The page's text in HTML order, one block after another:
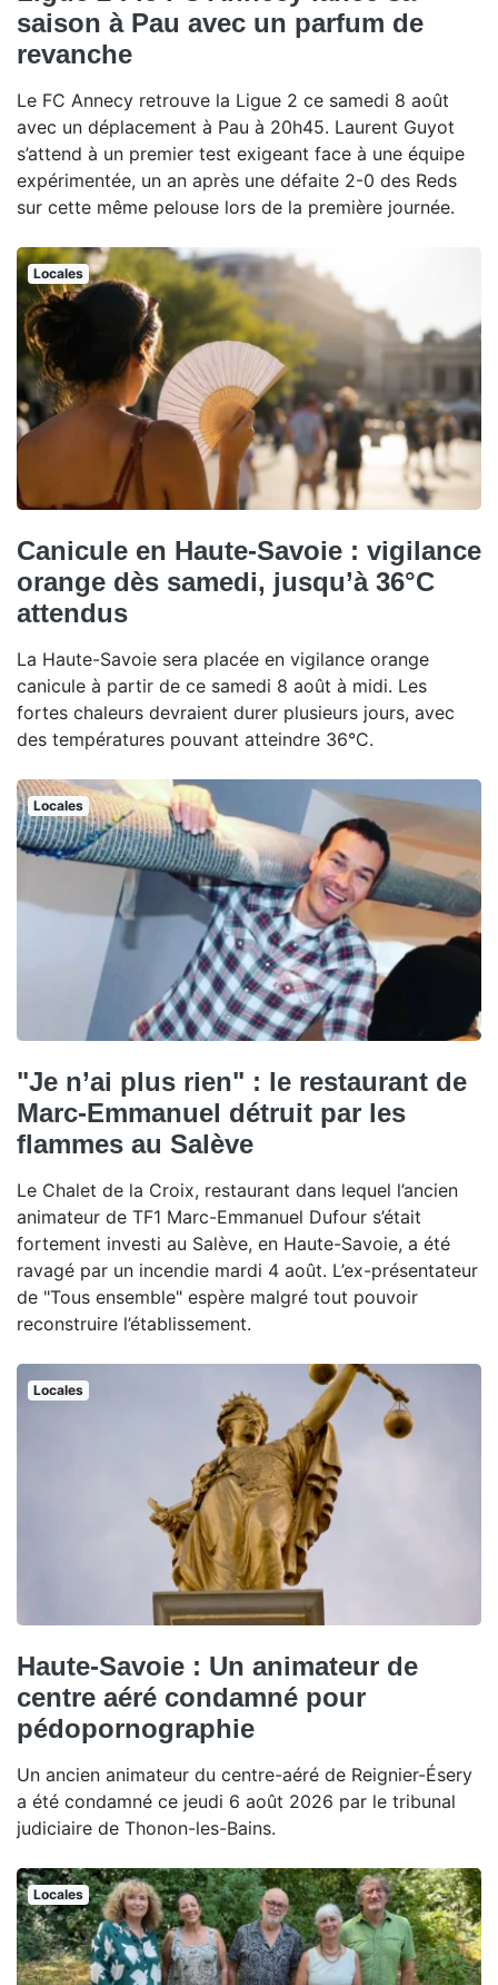
saison à Pau avec un parfum de
revanche
Le FC Annecy retrouve la Ligue 2 ce samedi 8 août
avec un déplacement à Pau à 20h45. Laurent Guyot
s’attend à un premier test exigeant face à une équipe
expérimentée, un an après une défaite 2-0 des Reds
sur cette même pelouse lors de la première journée.
Locales
Canicule en Haute-Savoie : vigilance
orange dès samedi, jusqu’à 36°C
attendus
La Haute-Savoie sera placée en vigilance orange
canicule à partir de ce samedi 8 août à midi. Les
fortes chaleurs devraient durer plusieurs jours, avec
des températures pouvant atteindre 36°C.
Locales
"Je n’ai plus rien" : le restaurant de
Marc-Emmanuel détruit par les
flammes au Salève
Le Chalet de la Croix, restaurant dans lequel l’ancien
animateur de TF1 Marc-Emmanuel Dufour s’était
fortement investi au Salève, en Haute-Savoie, a été
ravagé par un incendie mardi 4 août. L’ex-présentateur
de "Tous ensemble" espère malgré tout pouvoir
reconstruire l’établissement.
Locales
Haute-Savoie : Un animateur de
centre aéré condamné pour
pédopornographie
Un ancien animateur du centre-aéré de Reignier-Ésery
a été condamné ce jeudi 6 août 2026 par le tribunal
judiciaire de Thonon-les-Bains.
Locales